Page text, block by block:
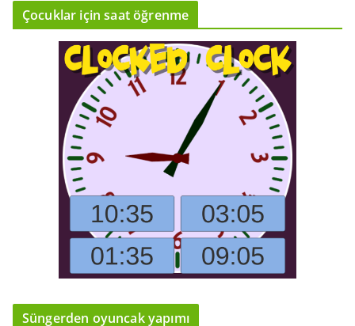
Çocuklar için saat öğrenme
Süngerden oyuncak yapımı